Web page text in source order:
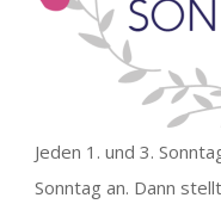
Jeden 1. und 3.
Sonntag an. Dann